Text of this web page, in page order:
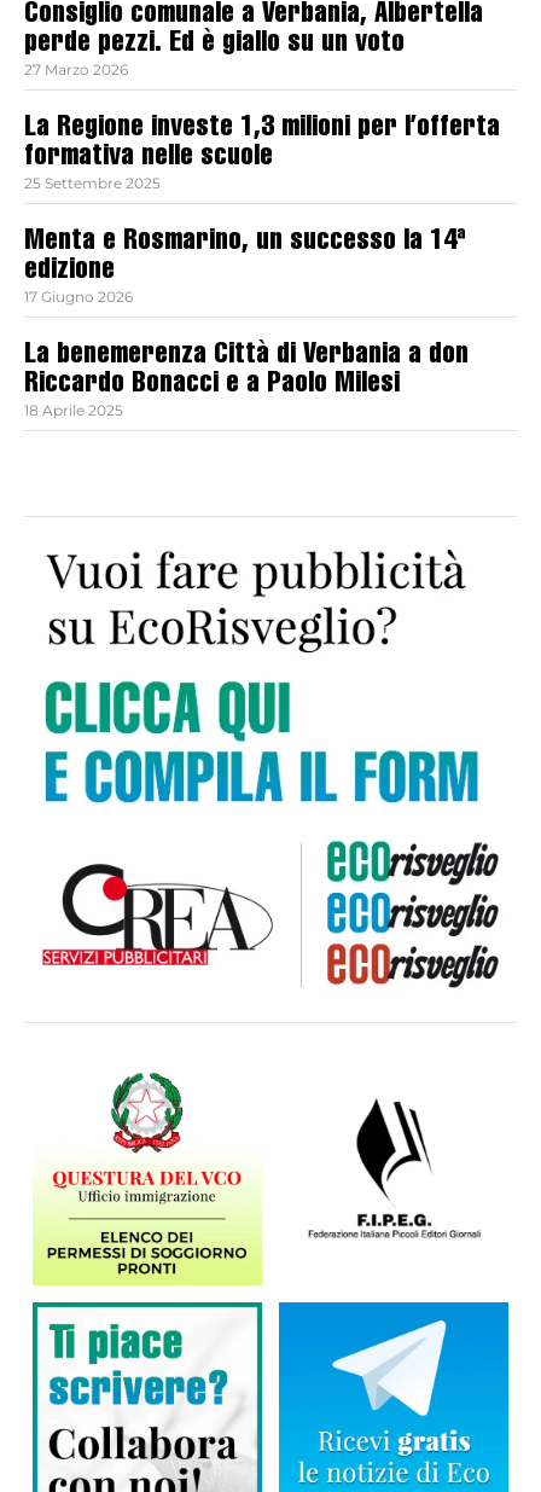
Consiglio comunale a Verbania, Albertella
perde pezzi. Ed è giallo su un voto
27 Marzo 2026
La Regione investe 1,3 milioni per l’offerta
formativa nelle scuole
25 Settembre 2025
Menta e Rosmarino, un successo la 14ª
edizione
17 Giugno 2026
La benemerenza Città di Verbania a don
Riccardo Bonacci e a Paolo Milesi
18 Aprile 2025